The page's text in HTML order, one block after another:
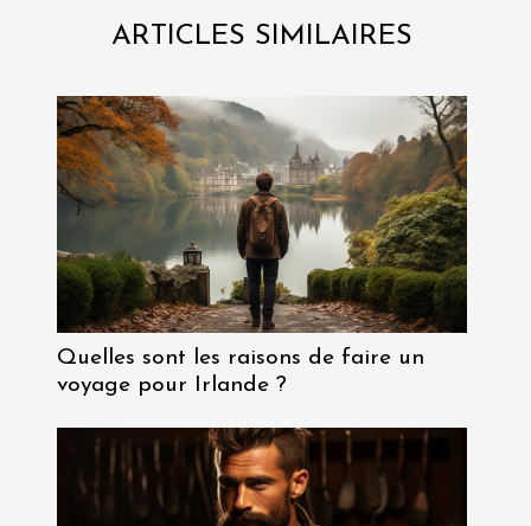
ARTICLES SIMILAIRES
Quelles sont les raisons de faire un
voyage pour Irlande ?